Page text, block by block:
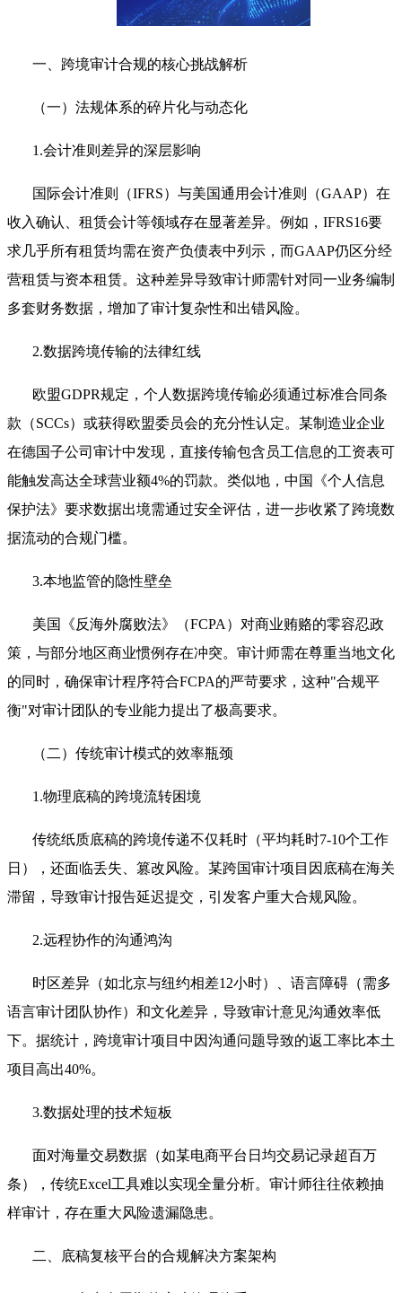
一、跨境审计合规的核心挑战解析
（一）法规体系的碎片化与动态化
1.会计准则差异的深层影响
国际会计准则（IFRS）与美国通用会计准则（GAAP）在
收入确认、租赁会计等领域存在显著差异。例如，IFRS16要
求几乎所有租赁均需在资产负债表中列示，而GAAP仍区分经
营租赁与资本租赁。这种差异导致审计师需针对同一业务编制
多套财务数据，增加了审计复杂性和出错风险。
2.数据跨境传输的法律红线
欧盟GDPR规定，个人数据跨境传输必须通过标准合同条
款（SCCs）或获得欧盟委员会的充分性认定。某制造业企业
在德国子公司审计中发现，直接传输包含员工信息的工资表可
能触发高达全球营业额4%的罚款。类似地，中国《个人信息
保护法》要求数据出境需通过安全评估，进一步收紧了跨境数
据流动的合规门槛。
3.本地监管的隐性壁垒
美国《反海外腐败法》（FCPA）对商业贿赂的零容忍政
策，与部分地区商业惯例存在冲突。审计师需在尊重当地文化
的同时，确保审计程序符合FCPA的严苛要求，这种"合规平
衡"对审计团队的专业能力提出了极高要求。
（二）传统审计模式的效率瓶颈
1.物理底稿的跨境流转困境
传统纸质底稿的跨境传递不仅耗时（平均耗时7-10个工作
日），还面临丢失、篡改风险。某跨国审计项目因底稿在海关
滞留，导致审计报告延迟提交，引发客户重大合规风险。
2.远程协作的沟通鸿沟
时区差异（如北京与纽约相差12小时）、语言障碍（需多
语言审计团队协作）和文化差异，导致审计意见沟通效率低
下。据统计，跨境审计项目中因沟通问题导致的返工率比本土
项目高出40%。
3.数据处理的技术短板
面对海量交易数据（如某电商平台日均交易记录超百万
条），传统Excel工具难以实现全量分析。审计师往往依赖抽
样审计，存在重大风险遗漏隐患。
二、底稿复核平台的合规解决方案架构